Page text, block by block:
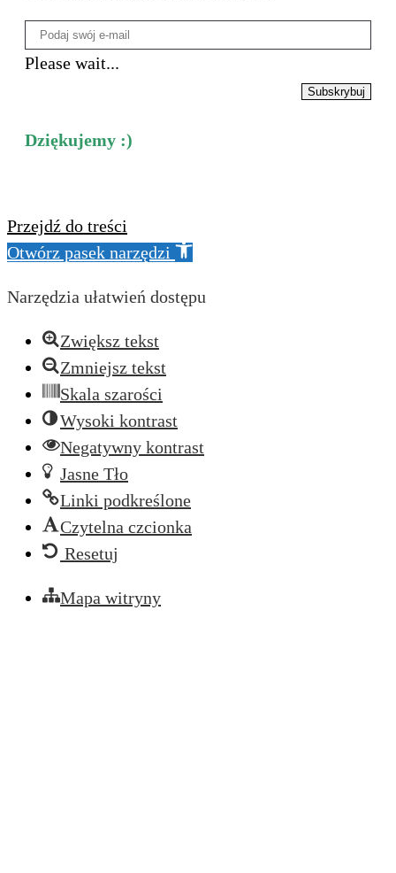
Please wait...
Subskrybuj
Dziękujemy :)
Przejdź do treści
Otwórz pasek narzędzi
Narzędzia ułatwień dostępu
Zwiększ tekst
Zmniejsz tekst
Skala szarości
Wysoki kontrast
Negatywny kontrast
Jasne Tło
Linki podkreślone
Czytelna czcionka
Resetuj
Mapa witryny